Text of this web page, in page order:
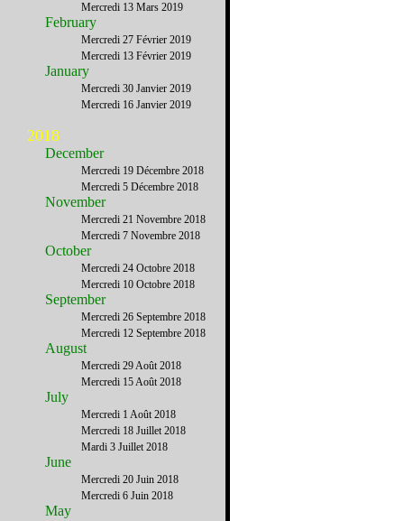
Mercredi 13 Mars 2019
February
Mercredi 27 Février 2019
Mercredi 13 Février 2019
January
Mercredi 30 Janvier 2019
Mercredi 16 Janvier 2019
2018
December
Mercredi 19 Décembre 2018
Mercredi 5 Décembre 2018
November
Mercredi 21 Novembre 2018
Mercredi 7 Novembre 2018
October
Mercredi 24 Octobre 2018
Mercredi 10 Octobre 2018
September
Mercredi 26 Septembre 2018
Mercredi 12 Septembre 2018
August
Mercredi 29 Août 2018
Mercredi 15 Août 2018
July
Mercredi 1 Août 2018
Mercredi 18 Juillet 2018
Mardi 3 Juillet 2018
June
Mercredi 20 Juin 2018
Mercredi 6 Juin 2018
May